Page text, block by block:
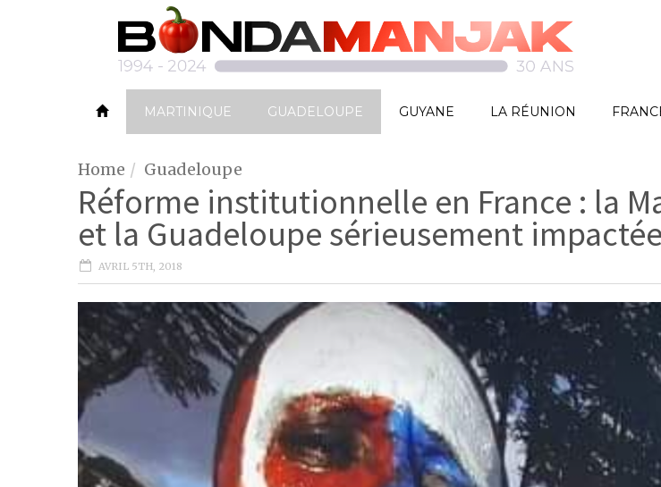
MARTINIQUE GUADELOUPE GUYANE LA RÉUNION
Home Guadeloupe
Réforme institutionnelle en France : la
et la Guadeloupe sérieusement
AVRIL 5TH, 2018